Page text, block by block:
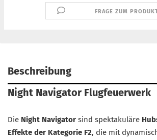
FRAGE ZUM
Beschreibung
Night Navigator Flugfeuerwerk
Die Night Navigator sind spektakuläre
Effekte der Kategorie F2, die mit